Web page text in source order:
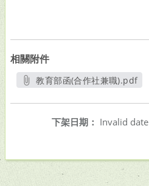
相關附件
教育部函(合作社兼職).pdf
下架日期： Invalid date